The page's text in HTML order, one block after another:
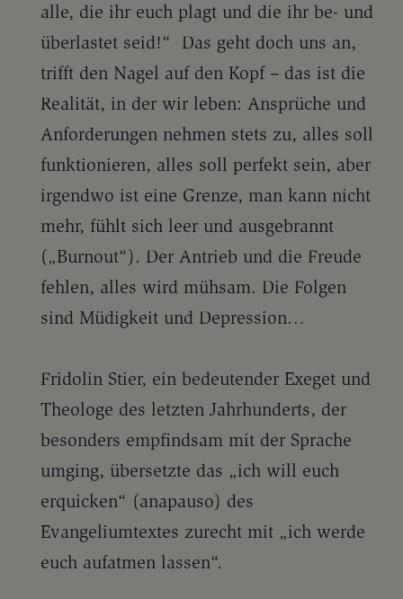
alle, die ihr euch plagt und die ihr be- und
überlastet seid!“ Das geht doch uns an,
trifft den Nagel auf den Kopf – das ist die
Realität, in der wir leben: Ansprüche und
Anforderungen nehmen stets zu, alles soll
funktionieren, alles soll perfekt sein, aber
irgendwo ist eine Grenze, man kann nicht
mehr, fühlt sich leer und ausgebrannt
(„Burnout“). Der Antrieb und die Freude
fehlen, alles wird mühsam. Die Folgen
sind Müdigkeit und Depression…
Fridolin Stier, ein bedeutender Exeget und
Theologe des letzten Jahrhunderts, der
besonders empfindsam mit der Sprache
umging, übersetzte das „ich will euch
erquicken“ (anapauso) des
Evangeliumtextes zurecht mit „ich werde
euch aufatmen lassen“.